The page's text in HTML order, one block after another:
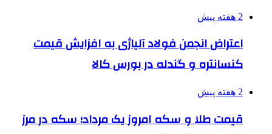
2 هفته پیش
اعتراض انجمن فولاد آلیاژی به افزایش قیمت
کنسانتره و گندله در بورس کالا
2 هفته پیش
قیمت طلا و سکه امروز یک مرداد؛ سکه در مرز